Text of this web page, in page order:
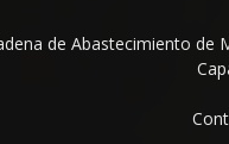
de Abastecimiento